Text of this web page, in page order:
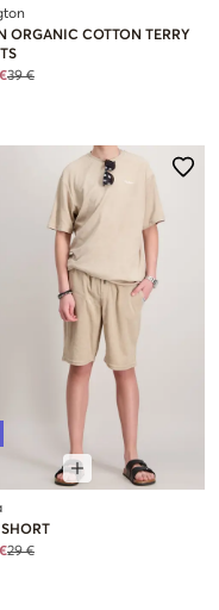
ORGANIC COTTON TERRY
39 €
SHORT
29 €